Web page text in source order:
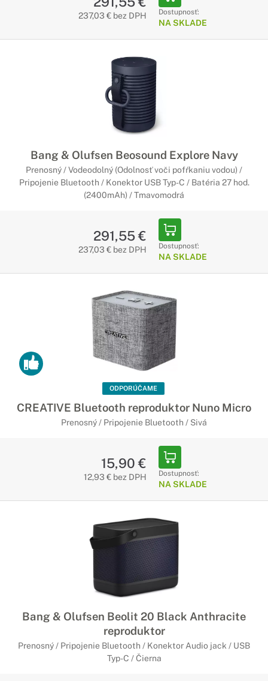
237,03 € bez DPH Dostupnosť:
NA SKLADE
Bang & Olufsen Beosound Explore Navy
Prenosný / Vodeodolný (Odolnosť voči pofŕkaniu vodou) /
Pripojenie Bluetooth / Konektor USB Typ-C / Batéria 27 hod.
(2400mAh) / Tmavomodrá
291,55 €
237,03 € bez DPH Dostupnosť:
NA SKLADE
ODPORÚČAME
CREATIVE Bluetooth reproduktor Nuno Micro
Prenosný / Pripojenie Bluetooth / Sivá
15,90 €
12,93 € bez DPH Dostupnosť:
NA SKLADE
Bang & Olufsen Beolit 20 Black Anthracite
reproduktor
Prenosný / Pripojenie Bluetooth / Konektor Audio jack / USB
Typ-C / Čierna